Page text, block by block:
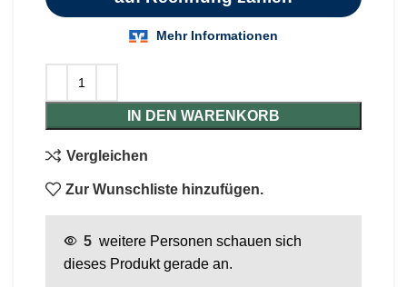
IN DEN WARENKORB
Vergleichen
Zur Wunschliste hinzufügen.
5 weitere Personen schauen sich
dieses Produkt gerade an.